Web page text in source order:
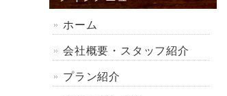
ホーム
会社概要・スタッフ紹介
プラン紹介